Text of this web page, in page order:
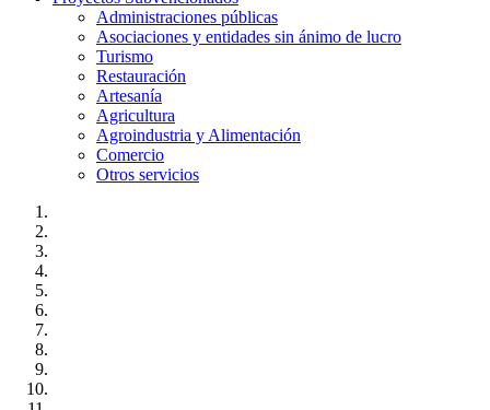
Administraciones públicas
Asociaciones y entidades sin ánimo de lucro
Turismo
Restauración
Artesanía
Agricultura
Agroindustria y Alimentación
Comercio
Otros servicios